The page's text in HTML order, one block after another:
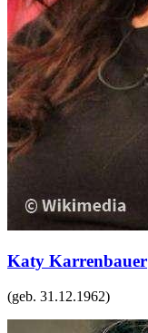
Katy Karrenbauer
(geb. 31.12.1962)